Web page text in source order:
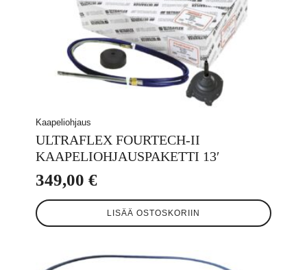
Kaapeliohjaus
ULTRAFLEX FOURTECH-II
KAAPELIOHJAUSPAKETTI 13′
349,00 €
LISÄÄ OSTOSKORIIN